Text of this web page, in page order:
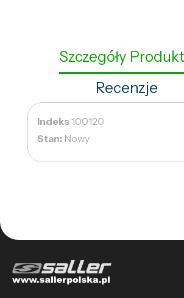
Szczegóły
Recenzje
Indeks100120
Stan: Nowy